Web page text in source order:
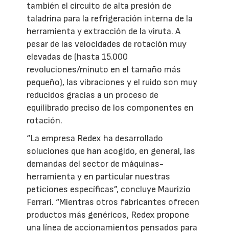
también el circuito de alta presión de
taladrina para la refrigeración interna de la
herramienta y extracción de la viruta. A
pesar de las velocidades de rotación muy
elevadas de (hasta 15.000
revoluciones/minuto en el tamaño más
pequeño), las vibraciones y el ruido son muy
reducidos gracias a un proceso de
equilibrado preciso de los componentes en
rotación.
“La empresa Redex ha desarrollado
soluciones que han acogido, en general, las
demandas del sector de máquinas-
herramienta y en particular nuestras
peticiones específicas”, concluye Maurizio
Ferrari. “Mientras otros fabricantes ofrecen
productos más genéricos, Redex propone
una línea de accionamientos pensados para